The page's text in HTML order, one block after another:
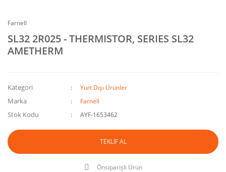
Farnell
SL32 2R025 - THERMISTOR, SERIES SL32
AMETHERM
Kategori Yurt Dışı Ürünler
Marka Farnell
Stok Kodu AYF-1653462
TEKLİF AL
Önsiparişli Ürün